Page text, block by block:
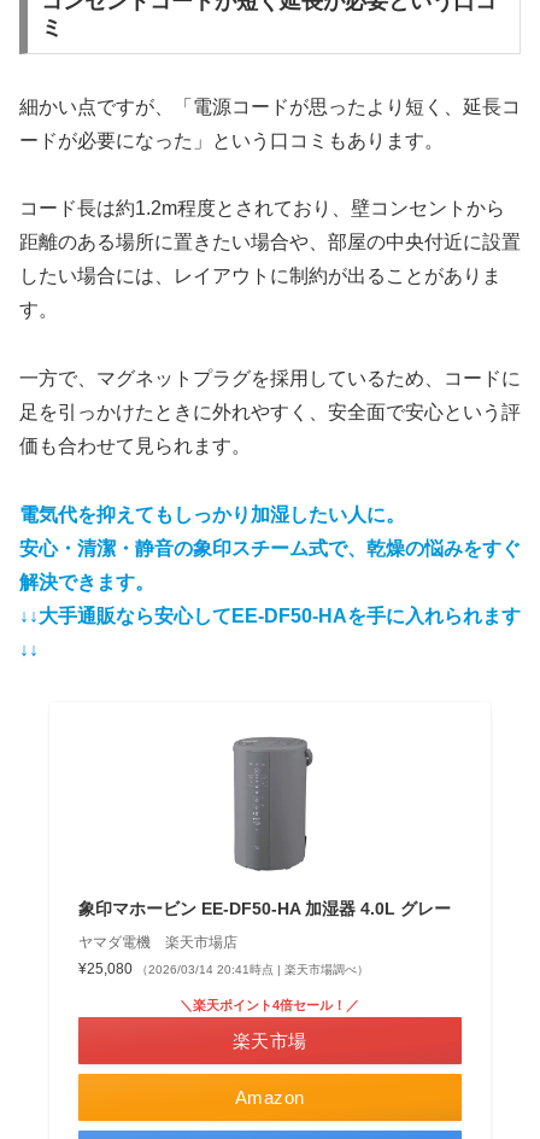
ミ
細かい点ですが、「電源コードが思ったより短く、延長コ
ードが必要になった」という口コミもあります。
​コード長は約1.2m程度とされており、壁コンセントから
距離のある場所に置きたい場合や、部屋の中央付近に設置
したい場合には、レイアウトに制約が出ることがありま
す。
一方で、マグネットプラグを採用しているため、コードに
足を引っかけたときに外れやすく、安全面で安心という評
価も合わせて見られます。
電気代を抑えてもしっかり加湿したい人に。
安心・清潔・静音の象印スチーム式で、乾燥の悩みをすぐ
解決できます。
↓↓大手通販なら安心してEE-DF50-HAを手に入れられます
↓↓
象印マホービン EE-DF50-HA 加湿器 4.0L グレー
ヤマダ電機 楽天市場店
¥25,080
（2026/03/14 20:41時点 | 楽天市場調べ）
Amazon
＼楽天ポイント4倍セール！／
楽天市場